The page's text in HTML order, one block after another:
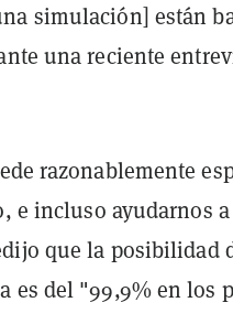
simulación] están
una reciente
razonablemente
e incluso ayudarnos a
que la posibilidad
es del "99,9% en los